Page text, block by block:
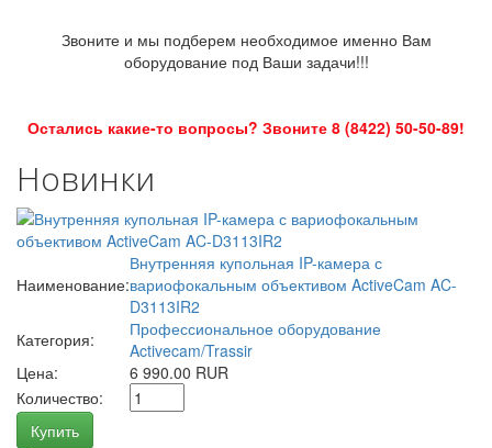
Звоните и мы подберем необходимое именно Вам
оборудование под Ваши задачи!!!
Остались какие-то вопросы? Звоните 8 (8422) 50-50-89!
Новинки
Наименование:
Внутренняя купольная IP-камера с
вариофокальным объективом ActiveCam AC-
D3113IR2
Категория:
Профессиональное оборудование
Activecam/Trassir
Цена:
6 990.00 RUR
Количество:
Купить